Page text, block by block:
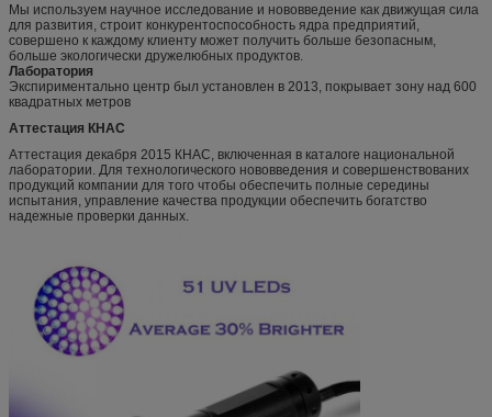
Мы используем научное исследование и нововведение как движущая сила
для развития, строит конкурентоспособность ядра предприятий,
совершено к каждому клиенту может получить больше безопасным,
больше экологически дружелюбных продуктов.
Лаборатория
Экспириментально центр был установлен в 2013, покрывает зону над 600
квадратных метров
Аттестация КНАС
Аттестация декабря 2015 КНАС, включенная в каталоге национальной
лаборатории. Для технологического нововведения и совершенствованих
продукций компании для того чтобы обеспечить полные середины
испытания, управление качества продукции обеспечить богатство
надежные проверки данных.